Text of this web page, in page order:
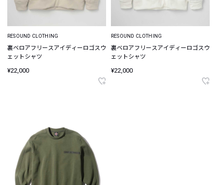
RESOUND CLOTHING
裏ベロアフリースアイディーロゴスウ
ェットシャツ
¥22,000
RESOUND CLOTHING
裏ベロアフリースアイディーロゴスウ
ェットシャツ
¥22,000